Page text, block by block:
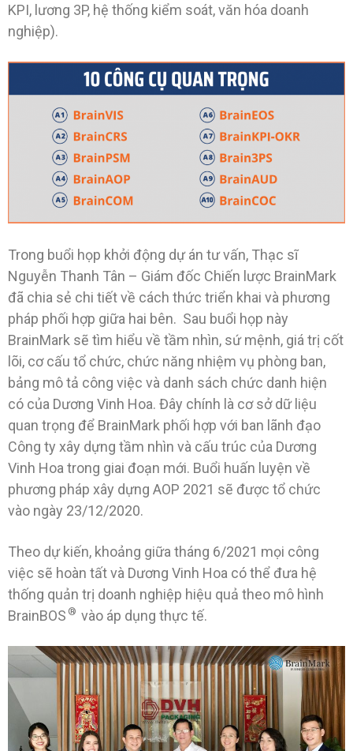
KPI, lương 3P, hệ thống kiểm soát, văn hóa doanh
nghiệp).
Trong buổi họp khởi động dự án tư vấn, Thạc sĩ
Nguyễn Thanh Tân – Giám đốc Chiến lược BrainMark
đã chia sẻ chi tiết về cách thức triển khai và phương
pháp phối hợp giữa hai bên. Sau buổi họp này
BrainMark sẽ tìm hiểu về tầm nhìn, sứ mệnh, giá trị cốt
lõi, cơ cấu tổ chức, chức năng nhiệm vụ phòng ban,
bảng mô tả công việc và danh sách chức danh hiện
có của Dương Vinh Hoa. Đây chính là cơ sở dữ liệu
quan trọng để BrainMark phối hợp với ban lãnh đạo
Công ty xây dựng tầm nhìn và cấu trúc của Dương
Vinh Hoa trong giai đoạn mới. Buổi huấn luyện về
phương pháp xây dựng AOP 2021 sẽ được tổ chức
vào ngày 23/12/2020.
Theo dự kiến, khoảng giữa tháng 6/2021 mọi công
việc sẽ hoàn tất và Dương Vinh Hoa có thể đưa hệ
thống quản trị doanh nghiệp hiệu quả theo mô hình
BrainBOS ® vào áp dụng thực tế.